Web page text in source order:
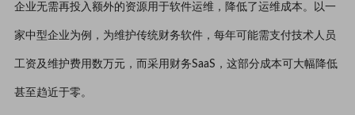
企业无需再投入额外的资源用于软件运维，降低了运维成本。以一
家中型企业为例，为维护传统财务软件，每年可能需支付技术人员
工资及维护费用数万元，而采用财务SaaS，这部分成本可大幅降低
甚至趋近于零。